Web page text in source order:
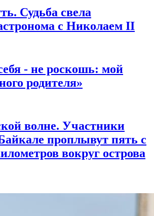
Судьба свела
с Николаем II
- не роскошь: мой
родителя»
волне. Участники
проплывут пять с
вокруг острова